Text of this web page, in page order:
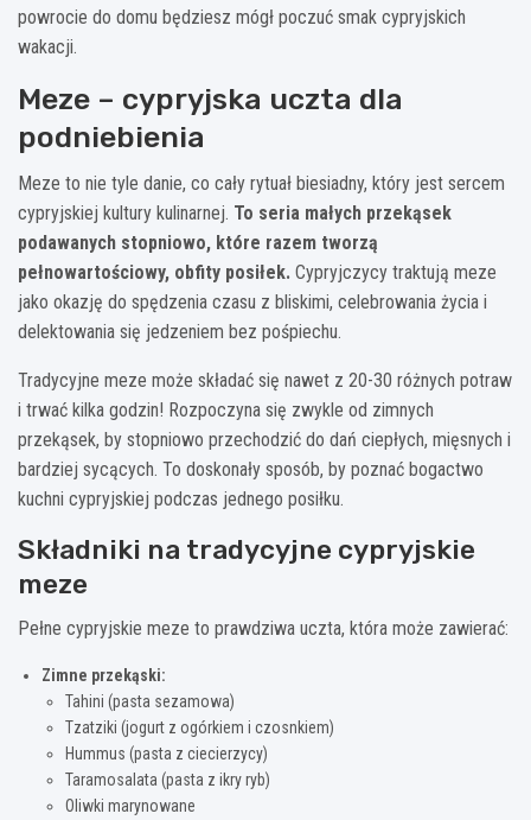
powrocie do domu będziesz mógł poczuć smak cypryjskich
wakacji.
Meze – cypryjska uczta dla
podniebienia
Meze to nie tyle danie, co cały rytuał biesiadny, który jest sercem
cypryjskiej kultury kulinarnej. To seria małych przekąsek
podawanych stopniowo, które razem tworzą
pełnowartościowy, obfity posiłek. Cypryjczycy traktują meze
jako okazję do spędzenia czasu z bliskimi, celebrowania życia i
delektowania się jedzeniem bez pośpiechu.
Tradycyjne meze może składać się nawet z 20-30 różnych potraw
i trwać kilka godzin! Rozpoczyna się zwykle od zimnych
przekąsek, by stopniowo przechodzić do dań ciepłych, mięsnych i
bardziej sycących. To doskonały sposób, by poznać bogactwo
kuchni cypryjskiej podczas jednego posiłku.
Składniki na tradycyjne cypryjskie
meze
Pełne cypryjskie meze to prawdziwa uczta, która może zawierać:
Zimne przekąski:
Tahini (pasta sezamowa)
Tzatziki (jogurt z ogórkiem i czosnkiem)
Hummus (pasta z ciecierzycy)
Taramosalata (pasta z ikry ryb)
Oliwki marynowane